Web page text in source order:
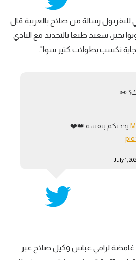
لليفربول رسالة من صلاح بالعربية قال
بخير، سعيد طبعا بالتجديد مع النادي
نكسب بطولات كتير سوا".
👀
يحدثكم بنفسه 👑❤️
July 1,
غامضة لرامي عباس وكيل صلاح عبر